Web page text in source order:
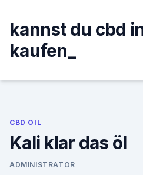
content
kannst du cbd
kaufen_
CBD OIL
Kali klar das öl
ADMINISTRATOR